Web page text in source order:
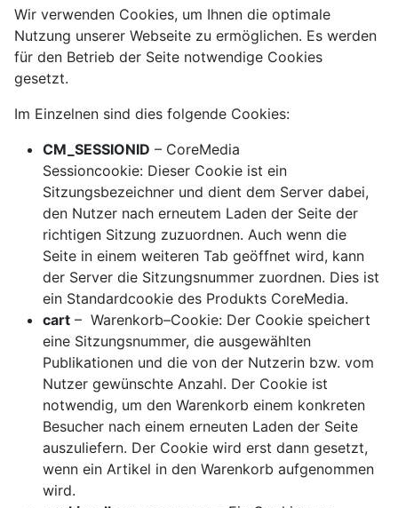
Wir verwenden Cookies, um Ihnen die optimale
Nutzung unserer Webseite zu ermöglichen. Es werden
für den Betrieb der Seite notwendige Cookies
gesetzt.
Im Einzelnen sind dies folgende Cookies:
CM_SESSIONID – CoreMedia
Sessioncookie: Dieser Cookie ist ein
Sitzungsbezeichner und dient dem Server dabei,
den Nutzer nach erneutem Laden der Seite der
richtigen Sitzung zuzuordnen. Auch wenn die
Seite in einem weiteren Tab geöffnet wird, kann
der Server die Sitzungsnummer zuordnen. Dies ist
ein Standardcookie des Produkts CoreMedia.
cart – Warenkorb–Cookie: Der Cookie speichert
eine Sitzungsnummer, die ausgewählten
Publikationen und die von der Nutzerin bzw. vom
Nutzer gewünschte Anzahl. Der Cookie ist
notwendig, um den Warenkorb einem konkreten
Besucher nach einem erneuten Laden der Seite
auszuliefern. Der Cookie wird erst dann gesetzt,
wenn ein Artikel in den Warenkorb aufgenommen
wird.